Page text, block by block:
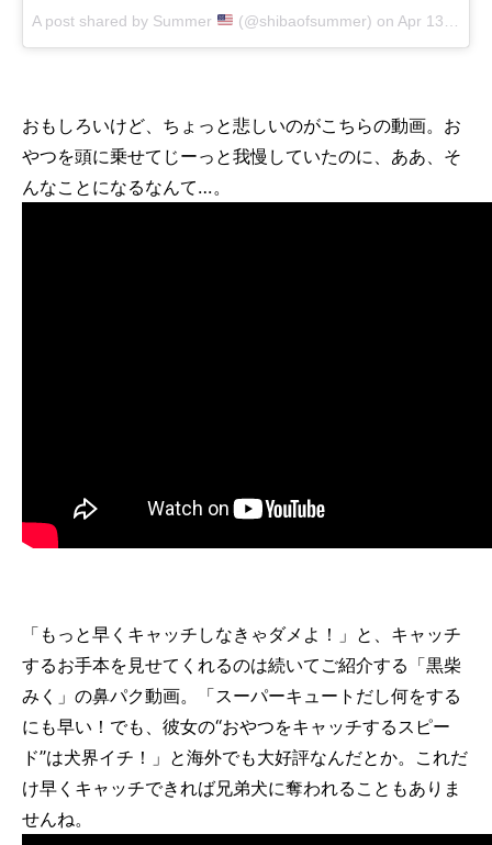
A post shared by Summer (@shibaofsummer) on Apr 13, 2018 at 1:27pm PDT
おもしろいけど、ちょっと悲しいのがこちらの動画。お
やつを頭に乗せてじーっと我慢していたのに、ああ、そ
んなことになるなんて…。
「もっと早くキャッチしなきゃダメよ！」と、キャッチ
するお手本を見せてくれるのは続いてご紹介する「黒柴
みく」の鼻パク動画。「スーパーキュートだし何をする
にも早い！でも、彼女の“おやつをキャッチするスピー
ド”は犬界イチ！」と海外でも大好評なんだとか。これだ
け早くキャッチできれば兄弟犬に奪われることもありま
せんね。